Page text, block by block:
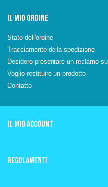
IL MIO ORDINE
Stato dell'ordine
Tracciamento della spedizione
Desidero presentare un reclamo
Voglio restituire un prodotto
Contatto
IL MIO ACCOUNT
REGOLAMENTI